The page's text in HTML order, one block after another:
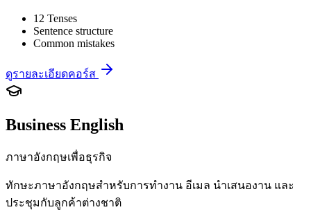
12 Tenses
Sentence structure
Common mistakes
ดูรายละเอียดคอร์ส
Business English
ภาษาอังกฤษเพื่อธุรกิจ
ทักษะภาษาอังกฤษสำหรับการทำงาน อีเมล นำเสนองาน และ
ประชุมกับลูกค้าต่างชาติ